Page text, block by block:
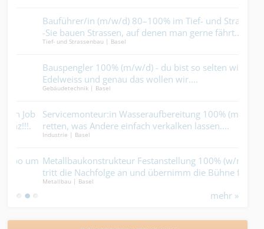
Bauführer/in (m/w/d) 80–100% im Tief- und Strassenbau
-Sie bauen Strassen, auf denen man gerne fährt....
Tief- und Strassenbau | Basel
Bauspengler 100% (m/w/d) - du bist so selten wie ein
Edelweiss und genau das wollen wir....
Gebäudetechnik | Basel
Servicemonteur:in Wasseraufbereitung 100% (m/w/d) -
retten, was Andere einfach verkalken lassen....
Industrie | Basel
Metallbaukonstrukteur Festanstellung 100% (w/m/d) -
tritt die Nachfolge an und übernimm die Bühne für den
ersten Akt....
Metallbau | Basel
mehr »